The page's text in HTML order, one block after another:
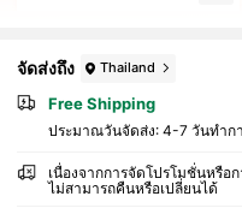
จัดส่งถึง Thailand
Free Shipping
ประมาณวันจัดส่ง: 4-7 วันทำก
เนื่องจากการจัดโปรโมชั่นหรือ
ไม่สามารถคืนหรือเปลี่ยนได้